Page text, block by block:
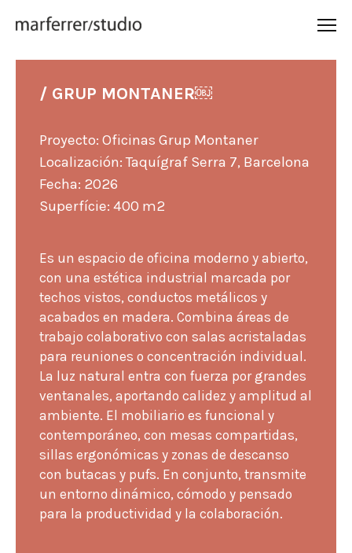
/ GRUP MONTANER￼
Proyecto: Oficinas Grup Montaner
Localización: Taquígraf Serra 7, Barcelona
Fecha: 2026
Superfície: 400 m2
Es un espacio de oficina moderno y abierto,
con una estética industrial marcada por
techos vistos, conductos metálicos y
acabados en madera. Combina áreas de
trabajo colaborativo con salas acristaladas
para reuniones o concentración individual.
La luz natural entra con fuerza por grandes
ventanales, aportando calidez y amplitud al
ambiente. El mobiliario es funcional y
contemporáneo, con mesas compartidas,
sillas ergonómicas y zonas de descanso
con butacas y pufs. En conjunto, transmite
un entorno dinámico, cómodo y pensado
para la productividad y la colaboración.